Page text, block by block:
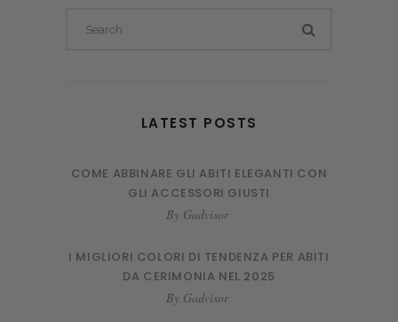
LATEST POSTS
COME ABBINARE GLI ABITI ELEGANTI CON
GLI ACCESSORI GIUSTI
By Gadvisor
I MIGLIORI COLORI DI TENDENZA PER ABITI
DA CERIMONIA NEL 2025
By Gadvisor